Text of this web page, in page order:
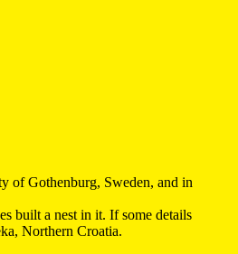
of Gothenburg, Sweden, and in
built a nest in it. If some details
Northern Croatia.